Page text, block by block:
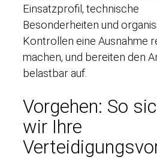
Einsatzprofil, technische
Besonderheiten und
Kontrollen eine Ausnahme
machen, und bereiten den
belastbar auf.
Vorgehen: So
wir Ihre